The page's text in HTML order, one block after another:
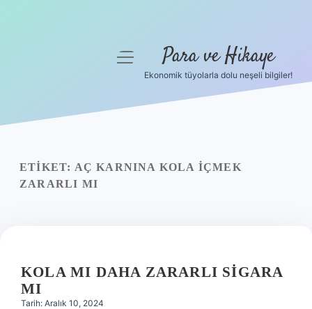
Yasal Uyarı
menüyü
Para ve Hikaye
Ekonomik tüyolarla dolu neşeli bilgiler!
ETIKET: AÇ KARNINA KOLA IÇMEK
ZARARLI MI
KOLA MI DAHA ZARARLI SIGARA
MI
Tarih: Aralık 10, 2024